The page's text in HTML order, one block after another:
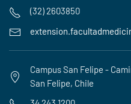
(32) 2603850
Campus San Felipe -
San Felipe, Chile